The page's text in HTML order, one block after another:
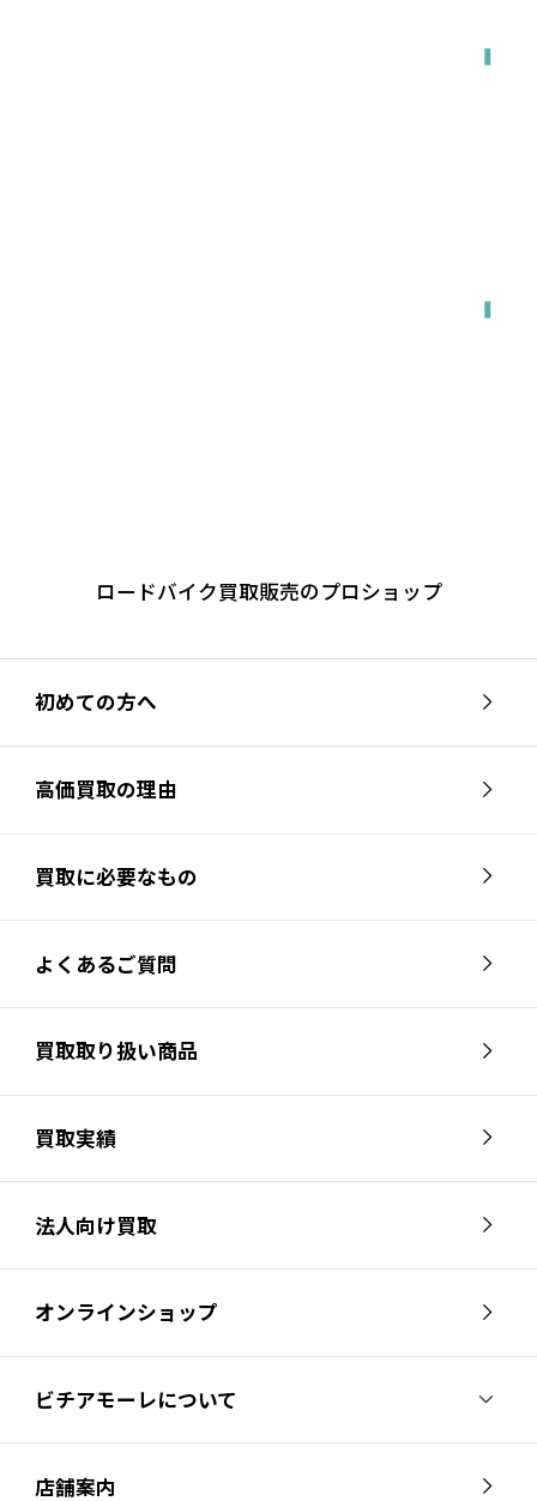
ロードバイク買取販売のプロショップ
初めての方へ
高価買取の理由
買取に必要なもの
よくあるご質問
買取取り扱い商品
買取実績
法人向け買取
オンラインショップ
ビチアモーレについて
ビチアモーレについて
スタッフ紹介
店舗案内